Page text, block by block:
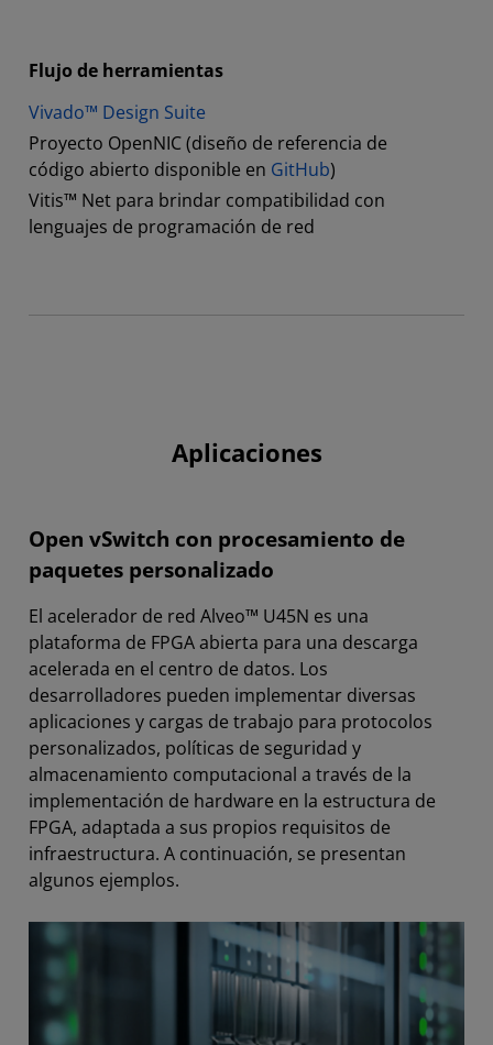
Flujo de herramientas
Vivado™ Design Suite
Proyecto OpenNIC (diseño de referencia de
código abierto disponible en GitHub)
Vitis™ Net para brindar compatibilidad con
lenguajes de programación de red
Aplicaciones
Open vSwitch con procesamiento de
paquetes personalizado
El acelerador de red Alveo™ U45N es una
plataforma de FPGA abierta para una descarga
acelerada en el centro de datos. Los
desarrolladores pueden implementar diversas
aplicaciones y cargas de trabajo para protocolos
personalizados, políticas de seguridad y
almacenamiento computacional a través de la
implementación de hardware en la estructura de
FPGA, adaptada a sus propios requisitos de
infraestructura. A continuación, se presentan
algunos ejemplos.